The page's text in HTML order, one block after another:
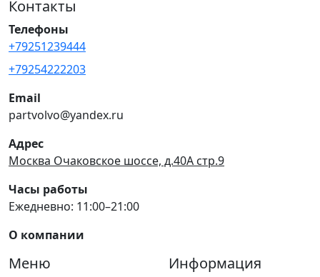
Контакты
Телефоны
+79251239444
+79254222203
Email
partvolvo@yandex.ru
Адрес
Москва Очаковское шоссе, д.40А стр.9
Часы работы
Ежедневно: 11:00–21:00
О компании
Меню Информация